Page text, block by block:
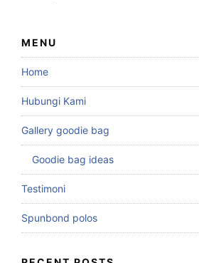
MENU
Home
Hubungi Kami
Gallery goodie bag
Goodie bag ideas
Testimoni
Spunbond polos